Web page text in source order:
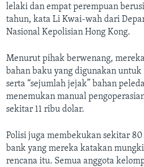
lelaki dan empat perempuan
tahun, kata Li Kwai-wah dari
Nasional Kepolisian Hong Kong.
Menurut pihak berwenang,
bahan baku yang digunakan untuk
serta “sejumlah jejak” bahan
menemukan manual
sekitar 11 ribu dolar.
Polisi juga membekukan sekitar
bank yang mereka katakan
rencana itu. Semua anggota